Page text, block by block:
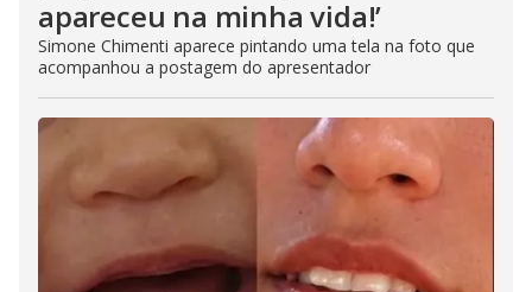
apareceu na minha vida!’
Simone Chimenti aparece pintando uma tela na foto que
acompanhou a postagem do apresentador